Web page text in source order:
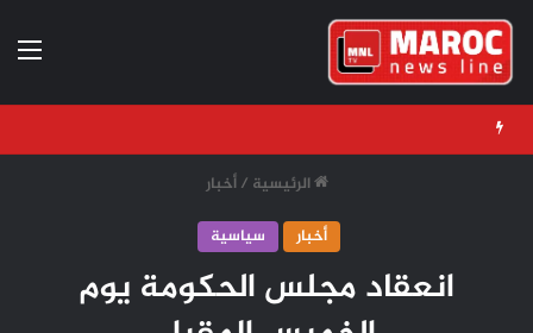
الرئيسية / أخبار
أخبار
سياسية
انعقاد مجلس الحكومة يوم